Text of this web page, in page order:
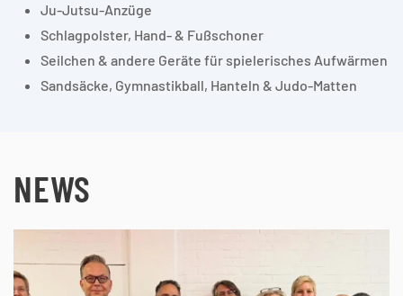
Ju-Jutsu-Anzüge
Schlagpolster, Hand- & Fußschoner
Seilchen & andere Geräte für spielerisches Aufwärmen
Sandsäcke, Gymnastikball, Hanteln & Judo-Matten
NEWS